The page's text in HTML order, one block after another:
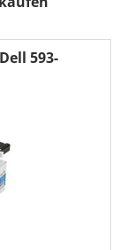
593-